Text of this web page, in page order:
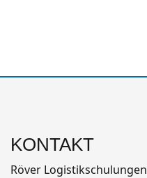
KONTAKT
Röver Logistikschulungen